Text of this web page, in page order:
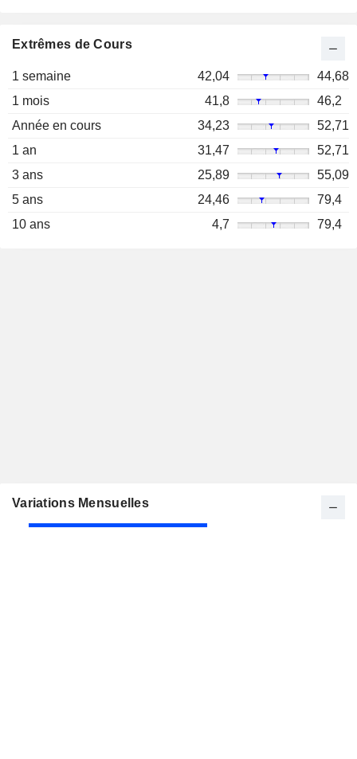
Extrêmes de Cours
1 semaine 42,04
44,68
1 mois
41,8
46,2
Année en cours
34,23
52,71
1 an
31,47
52,71
3 ans
25,89
55,09
5 ans
24,46
79,4
10 ans
4,7 79,4
Variations Mensuelles